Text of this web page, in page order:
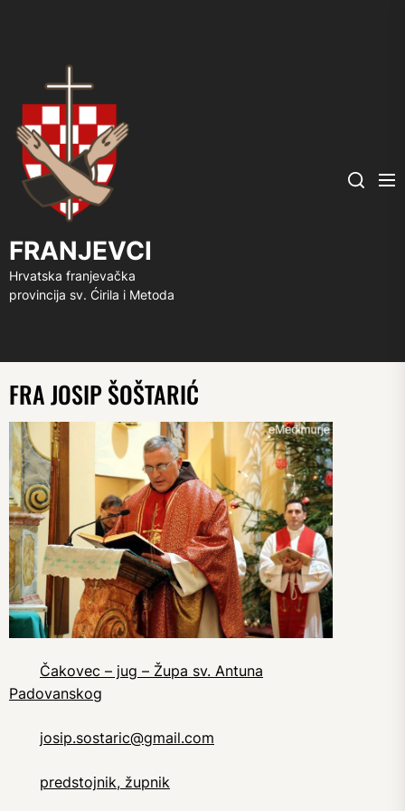
FRANJEVCI
Hrvatska franjevačka
provincija sv. Ćirila i Metoda
Search
FRA JOSIP ŠOŠTARIĆ
Čakovec – jug – Župa sv. Antuna
Padovanskog
josip.sostaric@gmail.com
predstojnik, župnik